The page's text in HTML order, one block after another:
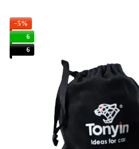
−5%
6
6